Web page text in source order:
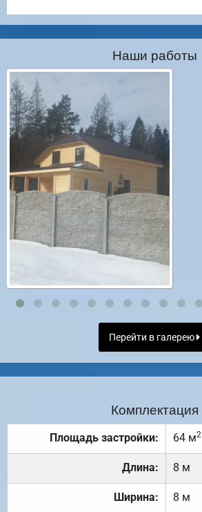
Наши работы
Перейти в галерею
Комплектация
Площадь застройки: 64 м2
Длина: 8 м
Ширина: 8 м